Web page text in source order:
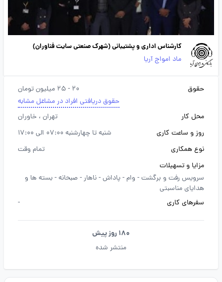
کارشناس اداری و پشتیبانی (شهرک صنعتی سایت فناوران)
ماد امواج آریا
حقوق
20 - 25 میلیون تومان
حقوق دریافتی افراد در مشاغل مشابه
محل کار
تهران ، خاوران
روز و ساعت کاری
شنبه تا چهارشنبه 07:00 الی 17:00
نوع همکاری
تمام وقت
مزایا و تسهیلات
سرویس رفت و برگشت -وام -پاداش -ناهار - صبحانه -بسته ها و
هدایای مناسبتی
سفرهای کاری
-
180 روز پیش
منتشر شده